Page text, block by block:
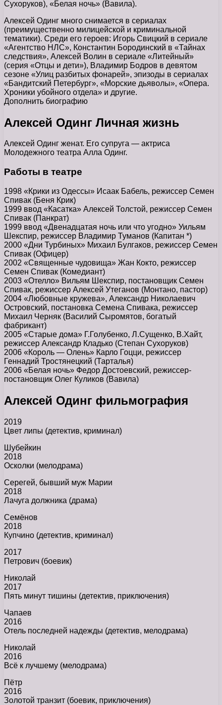
Сухоруков), «Белая ночь» (Вавила).
Алексей Одинг много снимается в сериалах
(преимущественно милицейской и криминальной
тематики). Среди его героев: Игорь Свицкий в сериале
«Агентство НЛС», Константин Бородинский в «Тайнах
следствия», Алексей Волин в сериале «Литейный»
(серия «Отцы и дети»), Владимир Бодров в девятом
сезоне «Улиц разбитых фонарей», эпизоды в сериалах
«Бандитский Петербург», «Морские дьяволы», «Опера.
Хроники убойного отдела» и другие.
Дополнить биографию
Алексей Одинг Личная жизнь
Алексей Одинг женат. Его супруга — актриса
Молодежного театра Алла Одинг.
Работы в театре
1998 «Крики из Одессы» Исаак Бабель, режиссер Семен
Спивак (Беня Крик)
1999 ввод «Касатка» Алексей Толстой, режиссер Семен
Спивак (Панкрат)
1999 ввод «Двенадцатая ночь или что угодно» Уильям
Шекспир, режиссер Владимир Туманов (Капитан *)
2000 «Дни Турбиных» Михаил Булгаков, режиссер Семен
Спивак (Офицер)
2002 «Священные чудовища» Жан Кокто, режиссер
Семен Спивак (Комедиант)
2003 «Отелло» Вильям Шекспир, постановщик Семен
Спивак, режиссер Алексей Утеганов (Монтано, пастор)
2004 «Любовные кружева», Александр Николаевич
Островский, постановка Семена Спивака, режиссер
Михаил Черняк (Василий Сыромятов, богатый
фабрикант)
2005 «Старые дома» Г.Голубенко, Л.Сущенко, В.Хайт,
режиссер Александр Кладько (Степан Сухоруков)
2006 «Король — Олень» Карло Гоцци, режиссер
Геннадий Тростянецкий (Тарталья)
2006 «Белая ночь» Федор Достоевский, режиссер-
постановщик Олег Куликов (Вавила)
Алексей Одинг фильмография
2019
Цвет липы (детектив, криминал)
Шубейкин
2018
Осколки (мелодрама)
Серегей, бывший муж Марии
2018
Лачуга должника (драма)
Семёнов
2018
Купчино (детектив, криминал)
2017
Петрович (боевик)
Николай
2017
Пять минут тишины (детектив, приключения)
Чапаев
2016
Отель последней надежды (детектив, мелодрама)
Николай
2016
Всё к лучшему (мелодрама)
Пётр
2016
Золотой транзит (боевик, приключения)